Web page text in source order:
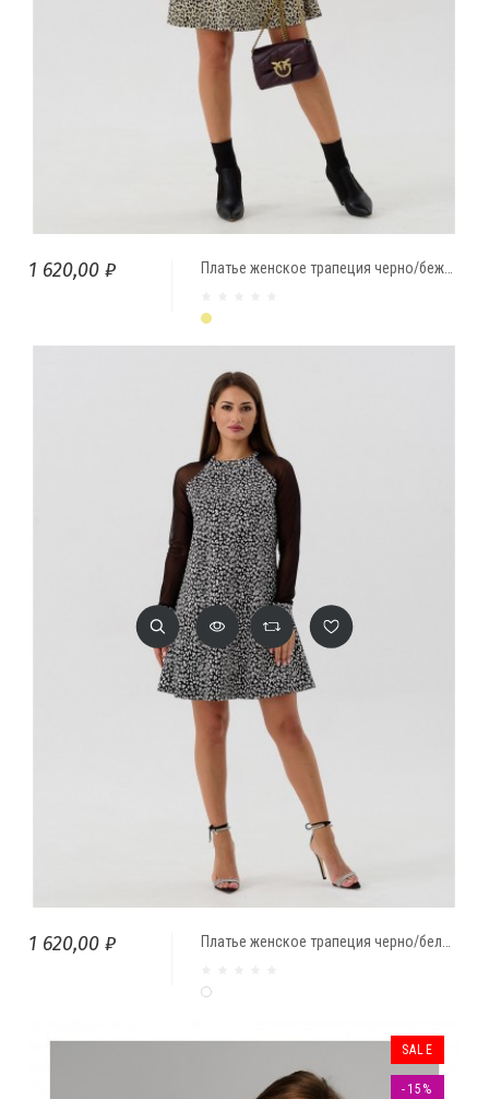
1 620,00 ₽
Бежевый
Платье женское трапеция черно/белый Леопард
1 620,00 ₽
Белый
SALE
-15%